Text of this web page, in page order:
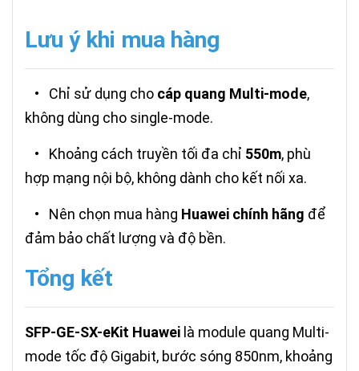
Lưu ý khi mua hàng
• Chỉ sử dụng cho cáp quang Multi-mode,
không dùng cho single-mode.
• Khoảng cách truyền tối đa chỉ 550m, phù
hợp mạng nội bộ, không dành cho kết nối xa.
• Nên chọn mua hàng Huawei chính hãng để
đảm bảo chất lượng và độ bền.
Tổng kết
SFP-GE-SX-eKit Huawei là module quang Multi-
mode tốc độ Gigabit, bước sóng 850nm, khoảng